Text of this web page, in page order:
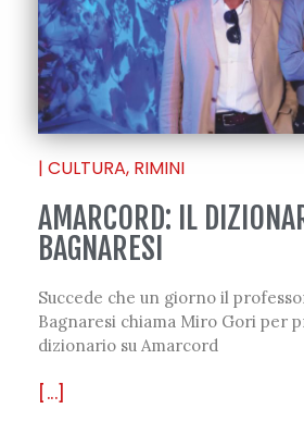
| CULTURA, RIMINI
AMARCORD: IL
BAGNARESI
Succede che un giorno il
Bagnaresi chiama Miro Gori per
dizionario su Amarcord
[...]